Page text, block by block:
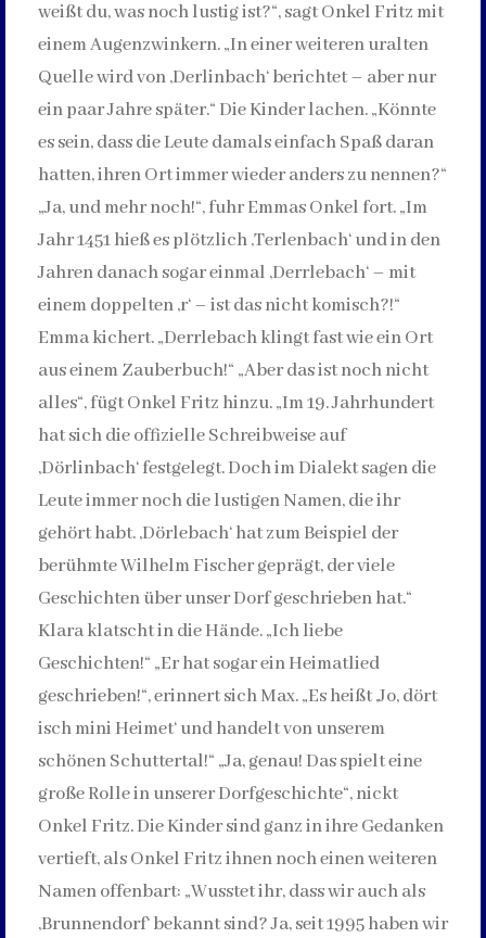
weißt du, was noch lustig ist?“, sagt Onkel Fritz mit
einem Augenzwinkern. „In einer weiteren uralten
Quelle wird von ‚Derlinbach‘ berichtet – aber nur
ein paar Jahre später.“ Die Kinder lachen. „Könnte
es sein, dass die Leute damals einfach Spaß daran
hatten, ihren Ort immer wieder anders zu nennen?“
„Ja, und mehr noch!“, fuhr Emmas Onkel fort. „Im
Jahr 1451 hieß es plötzlich ‚Terlenbach‘ und in den
Jahren danach sogar einmal ‚Derrlebach‘ – mit
einem doppelten ‚r‘ – ist das nicht komisch?!“
Emma kichert. „Derrlebach klingt fast wie ein Ort
aus einem Zauberbuch!“ „Aber das ist noch nicht
alles“, fügt Onkel Fritz hinzu. „Im 19. Jahrhundert
hat sich die offizielle Schreibweise auf
‚Dörlinbach‘ festgelegt. Doch im Dialekt sagen die
Leute immer noch die lustigen Namen, die ihr
gehört habt. ‚Dörlebach‘ hat zum Beispiel der
berühmte Wilhelm Fischer geprägt, der viele
Geschichten über unser Dorf geschrieben hat.“
Klara klatscht in die Hände. „Ich liebe
Geschichten!“ „Er hat sogar ein Heimatlied
geschrieben!“, erinnert sich Max. „Es heißt ‚Jo, dört
isch mini Heimet‘ und handelt von unserem
schönen Schuttertal!“ „Ja, genau! Das spielt eine
große Rolle in unserer Dorfgeschichte“, nickt
Onkel Fritz. Die Kinder sind ganz in ihre Gedanken
vertieft, als Onkel Fritz ihnen noch einen weiteren
Namen offenbart: „Wusstet ihr, dass wir auch als
‚Brunnendorf‘ bekannt sind? Ja, seit 1995 haben wir